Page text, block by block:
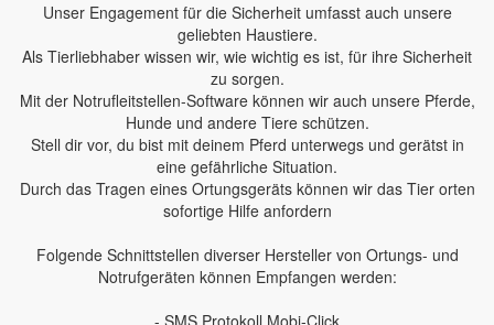
Unser Engagement für die Sicherheit umfasst auch unsere
geliebten Haustiere.
Als Tierliebhaber wissen wir, wie wichtig es ist, für ihre Sicherheit
zu sorgen.
Mit der Notrufleitstellen-Software können wir auch unsere Pferde,
Hunde und andere Tiere schützen.
Stell dir vor, du bist mit deinem Pferd unterwegs und gerätst in
eine gefährliche Situation.
Durch das Tragen eines Ortungsgeräts können wir das Tier orten
sofortige Hilfe anfordern
Folgende Schnittstellen diverser Hersteller von Ortungs- und
Notrufgeräten können Empfangen werden: